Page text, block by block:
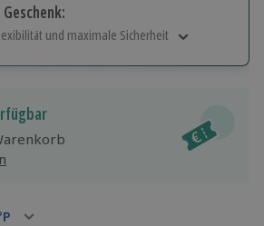
und maximale Sicherheit
Erlebnisse einlösbar.